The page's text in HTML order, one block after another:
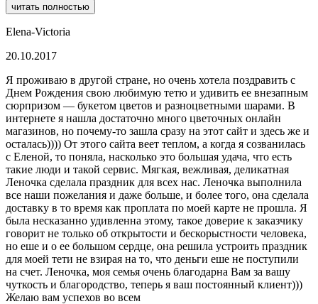
читать полностью
Elena-Victoria
20.10.2017
Я проживаю в другой стране, но очень хотела поздравить с
Днем Рождения свою любимую тетю и удивить ее внезапным
сюрпризом — букетом цветов и разноцветными шарами. В
интернете я нашла достаточно много цветочных онлайн
магазинов, но почему-то зашла сразу на этот сайт и здесь же и
осталась)))) От этого сайта веет теплом, а когда я созванилась
с Еленой, то поняла, насколько это большая удача, что есть
такие люди и такой сервис. Мягкая, вежливая, деликатная
Леночка сделала праздник для всех нас. Леночка выполнила
все наши пожелания и даже больше, и более того, она сделала
доставку в то время как проплата по моей карте не прошла. Я
была несказанно удивленна этому, такое доверие к заказчику
говорит не только об открытости и бескорыстности человека,
но еше и о ее большом сердце, она решила устроить праздник
для моей тети не взирая на то, что деньги еше не поступили
на счет. Леночка, моя семья очень благодарна Вам за вашу
чуткость и благородство, теперь я ваш постоянный клиент)))
Желаю вам успехов во всем